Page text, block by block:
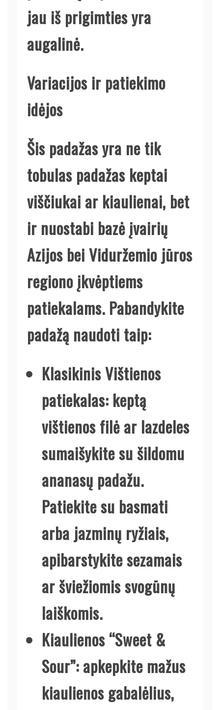
jau iš prigimties yra
augalinė.
Variacijos ir patiekimo
idėjos
Šis padažas yra ne tik
tobulas padažas keptai
viščiukai ar kiaulienai, bet
ir nuostabi bazė įvairių
Azijos bei Viduržemio jūros
regiono įkvėptiems
patiekalams. Pabandykite
padažą naudoti taip:
Klasikinis Vištienos
patiekalas: keptą
vištienos filė ar lazdeles
sumaišykite su šildomu
ananasų padažu.
Patiekite su basmati
arba jazminų ryžiais,
apibarstykite sezamais
ar šviežiomis svogūnų
laiškomis.
Kiaulienos “Sweet &
Sour”: apkepkite mažus
kiaulienos gabalėlius,